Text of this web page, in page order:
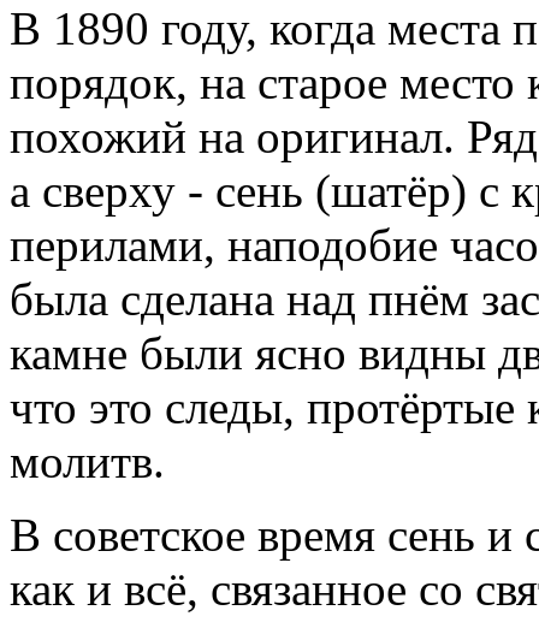
В 1890 году, когда места
порядок, на старое
похожий на оригинал.
а сверху - сень (шатёр) с
перилами, наподобие
была сделана над пнём
камне были ясно видны
что это следы,
молитв.
В советское время сень
как и всё, связанное со